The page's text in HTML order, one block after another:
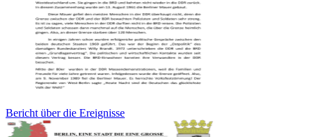
Bericht über die Ereignisse